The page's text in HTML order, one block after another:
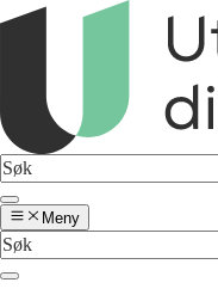
Meny